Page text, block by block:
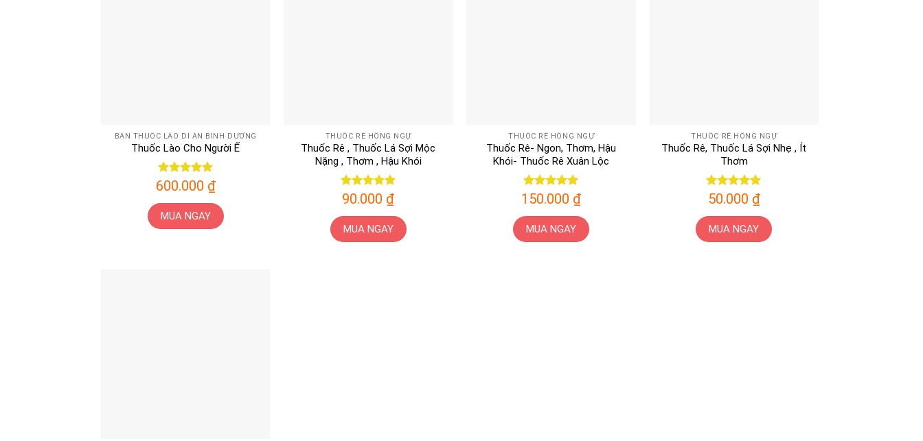
BÁN THUỐC LÀO DĨ AN BÌNH DƯƠNG
Thuốc Lào Cho Người Ế
Được xếp
hạng5 5
sao
600.000 ₫
MUA NGAY
THUỐC RÊ HỒNG NGỰ
Thuốc Rê , Thuốc Lá Sợi Mộc
Nặng , Thơm , Hậu Khói
Được xếp
hạng 55
sao
90.000 ₫
MUA NGAY
THUỐC RÊ HỒNG NGỰ
Thuốc Rê- Ngon, Thơm, Hậu
Khói- Thuốc Rê Xuân Lộc
Được xếp
hạng5 5
sao
150.000 ₫
MUA NGAY
THUỐC RÊ HỒNG NGỰ
Thuốc Rê, Thuốc Lá Sợi Nhẹ , Ít
Thơm
Được xếp
hạng 55
sao
50.000 ₫
MUA NGAY